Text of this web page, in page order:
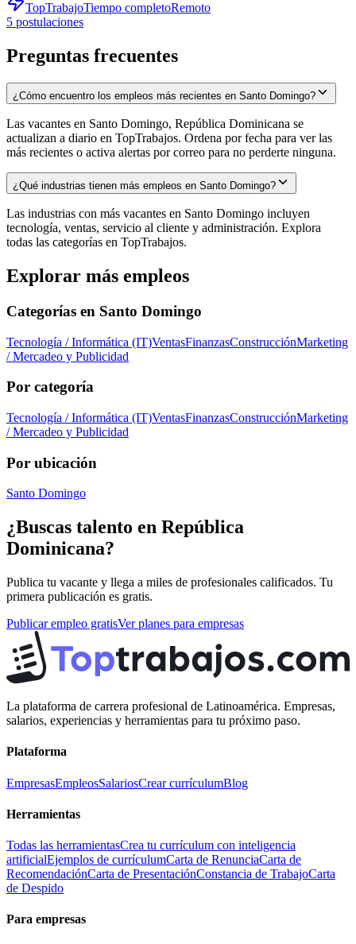
TopTrabajoTiempo completoRemoto
5 postulaciones
Preguntas frecuentes
¿Cómo encuentro los empleos más recientes en Santo Domingo?
Las vacantes en Santo Domingo, República Dominicana se
actualizan a diario en TopTrabajos. Ordena por fecha para ver las
más recientes o activa alertas por correo para no perderte ninguna.
¿Qué industrias tienen más empleos en Santo Domingo?
Las industrias con más vacantes en Santo Domingo incluyen
tecnología, ventas, servicio al cliente y administración. Explora
todas las categorías en TopTrabajos.
Explorar más empleos
Categorías en Santo Domingo
Tecnología / Informática (IT)VentasFinanzasConstrucciónMarketing
/ Mercadeo y Publicidad
Por categoría
Tecnología / Informática (IT)VentasFinanzasConstrucciónMarketing
/ Mercadeo y Publicidad
Por ubicación
Santo Domingo
¿Buscas talento en República
Dominicana?
Publica tu vacante y llega a miles de profesionales calificados. Tu
primera publicación es gratis.
Publicar empleo gratisVer planes para empresas
La plataforma de carrera profesional de Latinoamérica. Empresas,
salarios, experiencias y herramientas para tu próximo paso.
Plataforma
EmpresasEmpleosSalariosCrear currículumBlog
Herramientas
Todas las herramientasCrea tu currículum con inteligencia
artificialEjemplos de currículumCarta de RenunciaCarta de
RecomendaciónCarta de PresentaciónConstancia de TrabajoCarta
de Despido
Para empresas